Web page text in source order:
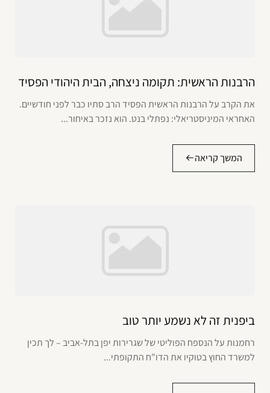
הרבנות הראשית: תקומה ניצחה, הבית היהודי הפסיד
את הקרב על הרבנות הראשית הפסיד הרב סתיו כבר לפני חודשיים.
האחראי המיניסטריאלי: נפתלי בנט. הוא נזכר באיחור...
המשך קריאה
ביפנית זה לא נשמע יותר טוב
רחמנות על הנספח הפוליטי של שגרירות יפן בתל-אביב – לך תכין
למשרד החוץ בטוקיו את הדו"ח התקופתי...